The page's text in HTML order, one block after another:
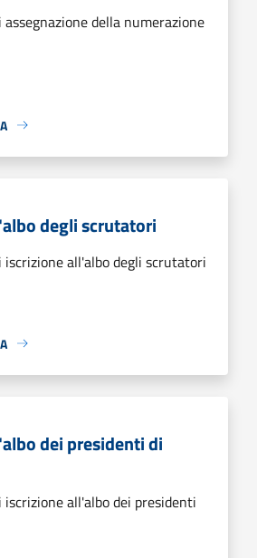
della numerazione
degli scrutatori
iscrizione all'albo degli scrutatori
dei presidenti di
iscrizione all'albo dei presidenti